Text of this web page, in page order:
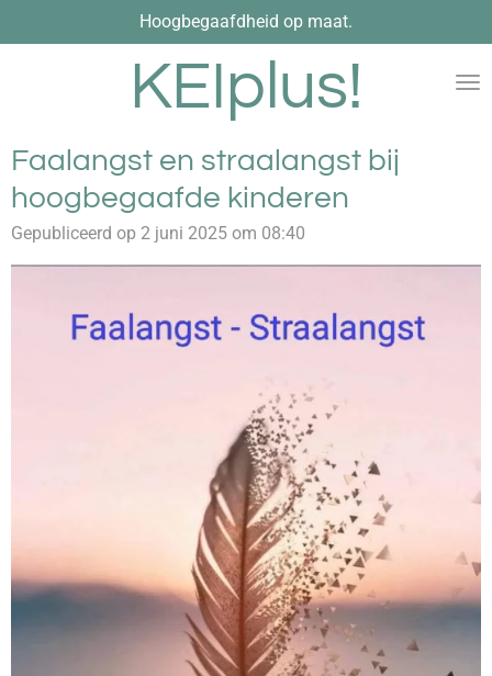
direct
KEIplus!
Hoogbegaafdheid op maat.
Faalangst en straalangst bij
hoogbegaafde kinderen
Gepubliceerd op 2 juni 2025 om 08:40